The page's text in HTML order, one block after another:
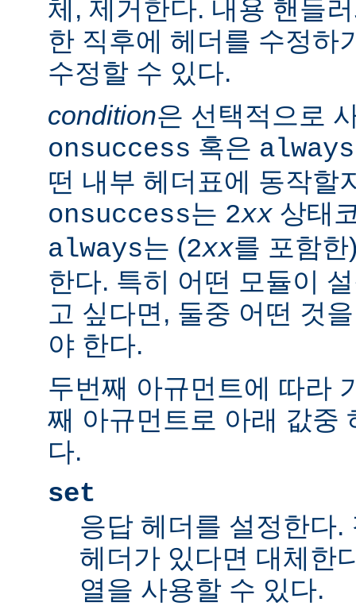
체, 제거한다. 내용 핸들
한 직후에 헤더를 수정하
수정할 수 있다.
condition은 선택적으로
onsuccess 혹은 always
떤 내부 헤더표에 동작할
onsuccess는 2xx 상태
always는 (2xx를 포함
한다. 특히 어떤 모듈이
고 싶다면, 둘중 어떤 것
야 한다.
두번째 아규먼트에 따라
째 아규먼트로 아래 값중
다.
set
응답 헤더를 설정한다.
헤더가 있다면 대체한
열을 사용할 수 있다.